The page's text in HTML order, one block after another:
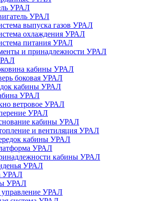
УРАЛ
УРАЛ
выпуска газов УРАЛ
охлаждения УРАЛ
питания УРАЛ
и принадлежности УРАЛ
кабины УРАЛ
боковая УРАЛ
кабины УРАЛ
УРАЛ
ветровое УРАЛ
УРАЛ
кабины УРАЛ
и вентиляция УРАЛ
кабины УРАЛ
УРАЛ
кабины УРАЛ
УРАЛ
УРАЛ
УРАЛ
управление УРАЛ